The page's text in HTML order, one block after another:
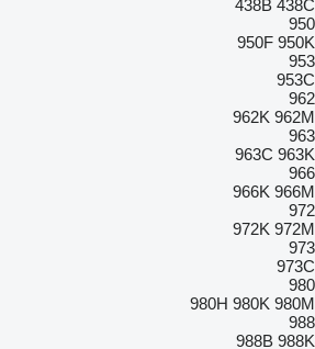
438B 438C
950
950F 950K
953
953C
962
962K 962M
963
963C 963K
966
966K 966M
972
972K 972M
973
973C
980
980H 980K 980M
988
988B 988K